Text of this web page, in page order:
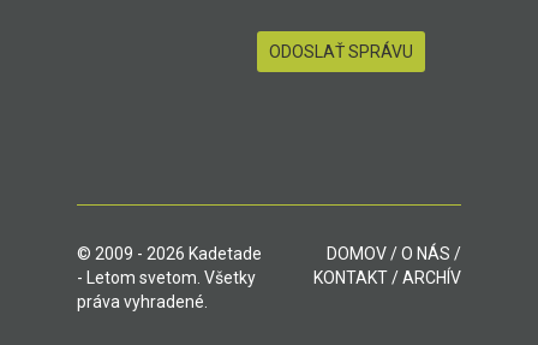
© 2009 - 2026 Kadetade
- Letom svetom. Všetky
práva vyhradené.
DOMOV/O NÁS /
KONTAKT/ARCHÍV